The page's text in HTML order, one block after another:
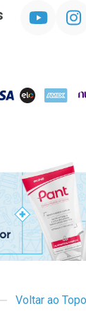
ELO AMEX
Voltar ao Topo